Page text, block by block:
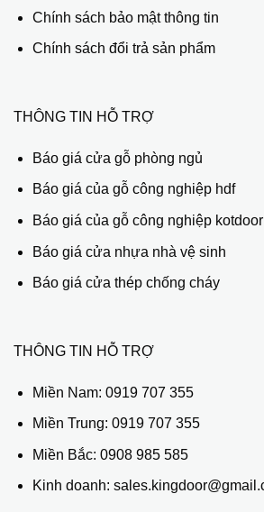
Chính sách bảo mật thông tin
Chính sách đổi trả sản phẩm
THÔNG TIN HỖ TRỢ
Báo giá cửa gỗ phòng ngủ
Báo giá của gỗ công nghiệp hdf
Báo giá của gỗ công nghiệp kotdoor
Báo giá cửa nhựa nhà vệ sinh
Báo giá cửa thép chống cháy
THÔNG TIN HỖ TRỢ
Miền Nam: 0919 707 355
Miền Trung: 0919 707 355
Miền Bắc: 0908 985 585
Kinh doanh: